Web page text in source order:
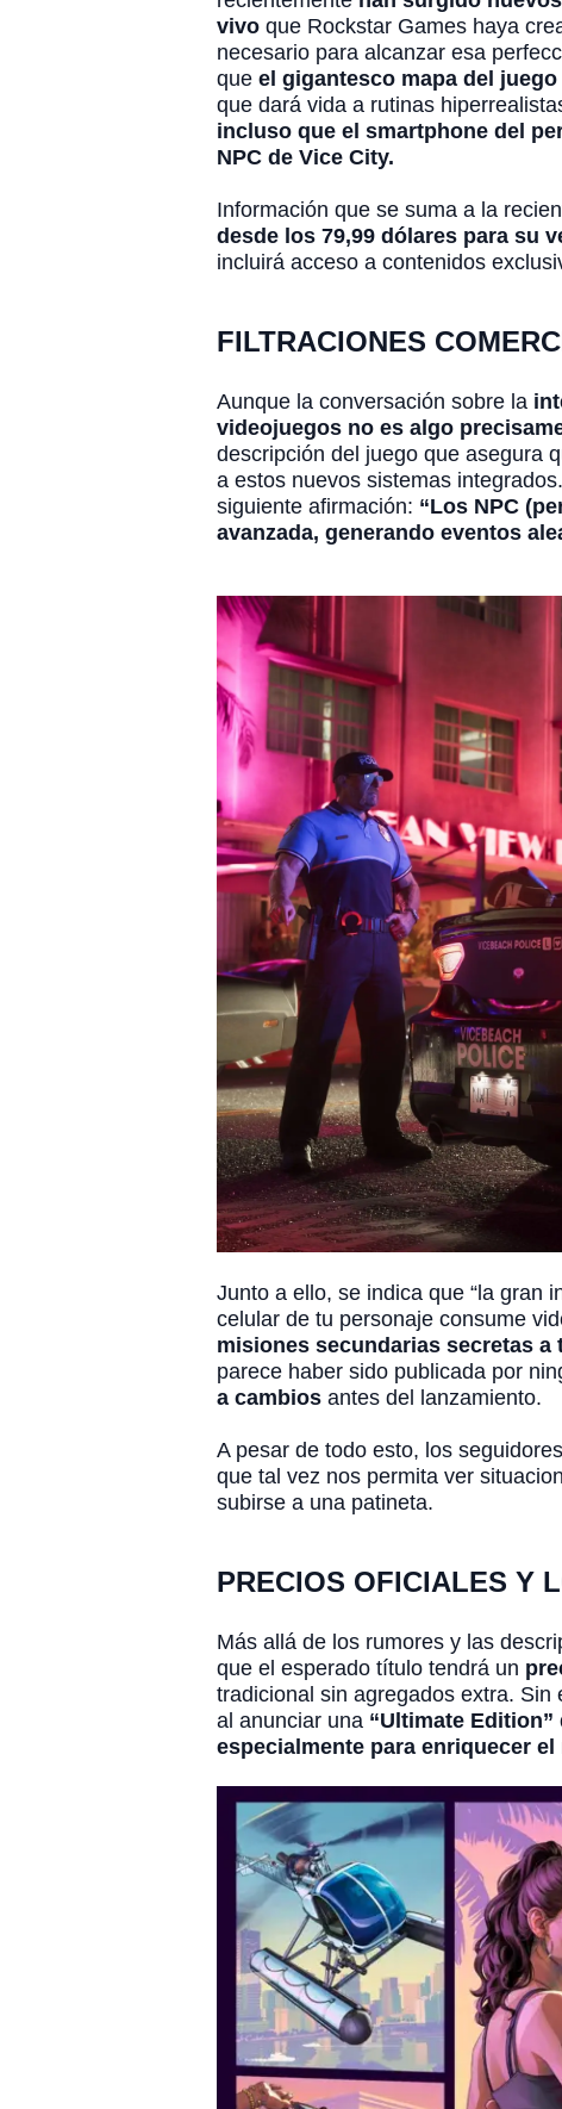
vivo que Rockstar Games haya
necesario para alcanzar esa
que el gigantesco mapa del
que dará vida a rutinas
incluso que el smartphone del
NPC de Vice City.
Información que se suma a la
desde los 79,99 dólares para su
incluirá acceso a contenidos
FILTRACIONES
Aunque la conversación sobre la
videojuegos no es algo
descripción del juego que asegura
a estos nuevos sistemas
siguiente afirmación: “Los NPC
avanzada, generando eventos
Junto a ello, se indica que “la gran
celular de tu personaje consume
misiones secundarias secretas a
parece haber sido publicada por
a cambios antes del lanzamiento.
A pesar de todo esto, los
que tal vez nos permita ver
subirse a una patineta.
PRECIOS OFICIALES Y
Más allá de los rumores y las
que el esperado título tendrá un
tradicional sin agregados extra.
al anunciar una “Ultimate Edition”
especialmente para enriquecer